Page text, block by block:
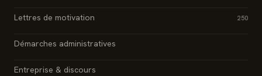
Lettres de motivation 250
Démarches administratives
Entreprise & discours